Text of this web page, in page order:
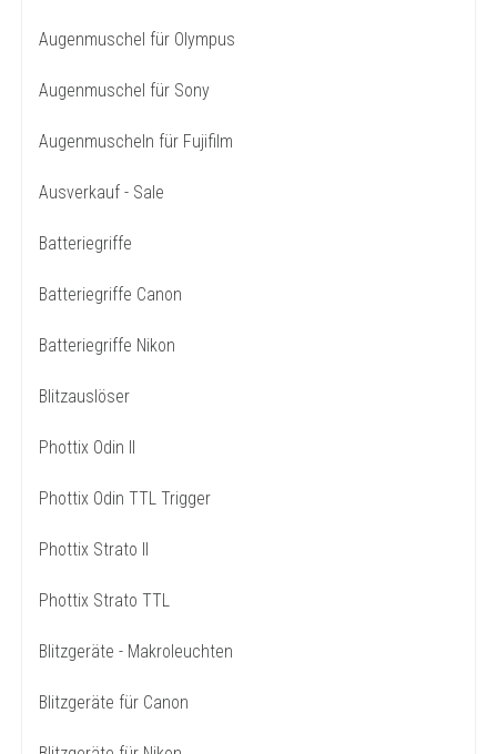
Augenmuschel für Olympus
Augenmuschel für Sony
Augenmuscheln für Fujifilm
Ausverkauf - Sale
Batteriegriffe
Batteriegriffe Canon
Batteriegriffe Nikon
Blitzauslöser
Phottix Odin II
Phottix Odin TTL Trigger
Phottix Strato II
Phottix Strato TTL
Blitzgeräte - Makroleuchten
Blitzgeräte für Canon